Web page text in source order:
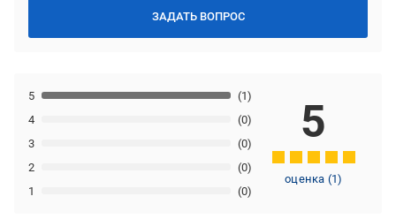
ЗАДАТЬ ВОПРОС
1 (0)
2 (0)
3 (0)
4 (0)
5 (1)
5
оценка (1)